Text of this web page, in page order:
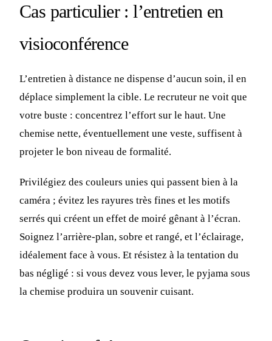
Cas particulier : l’entretien en
visioconférence
L’entretien à distance ne dispense d’aucun soin, il en
déplace simplement la cible. Le recruteur ne voit que
votre buste : concentrez l’effort sur le haut. Une
chemise nette, éventuellement une veste, suffisent à
projeter le bon niveau de formalité.
Privilégiez des couleurs unies qui passent bien à la
caméra ; évitez les rayures très fines et les motifs
serrés qui créent un effet de moiré gênant à l’écran.
Soignez l’arrière-plan, sobre et rangé, et l’éclairage,
idéalement face à vous. Et résistez à la tentation du
bas négligé : si vous devez vous lever, le pyjama sous
la chemise produira un souvenir cuisant.